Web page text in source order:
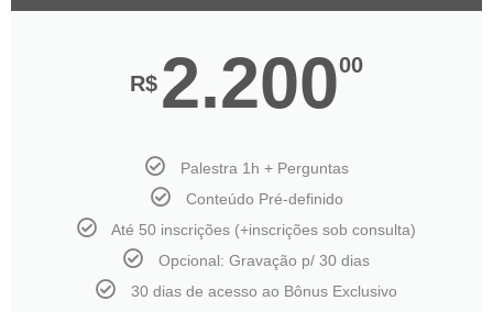
R$ 2.20000
Palestra 1h + Perguntas
Conteúdo Pré-definido
Até 50 inscrições (+inscrições sob consulta)
Opcional: Gravação p/ 30 dias
30 dias de acesso ao Bônus Exclusivo​